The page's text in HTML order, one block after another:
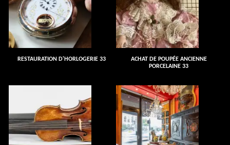
RESTAURATION D'HORLOGERIE 33
ACHAT DE POUPÉE ANCIENNE
PORCELAINE 33